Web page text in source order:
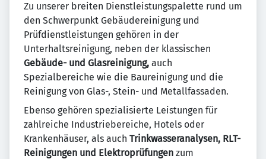
Zu unserer breiten Dienstleistungspalette rund um
den Schwerpunkt Gebäudereinigung und
Prüfdienstleistungen gehören in der
Unterhaltsreinigung, neben der klassischen
Gebäude- und Glasreinigung, auch
Spezialbereiche wie die Baureinigung und die
Reinigung von Glas-, Stein- und Metallfassaden.
Ebenso gehören spezialisierte Leistungen für
zahlreiche Industriebereiche, Hotels oder
Krankenhäuser, als auch Trinkwasseranalysen, RLT-
Reinigungen und Elektroprüfungen zum